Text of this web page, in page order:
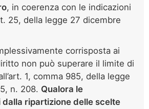
, in coerenza con le indicazioni
25, della legge 27 dicembre
corrisposta ai
non può superare il limite di
1, comma 985, della legge
n. 208. Qualora le
dalla ripartizione delle scelte